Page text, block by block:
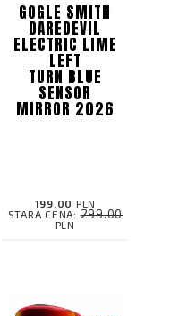
GOGLE SMITH
DAREDEVIL
ELECTRIC LIME
LEFT
TURN BLUE
SENSOR
MIRROR 2026
199.00 PLN
STARA CENA:299.00
PLN